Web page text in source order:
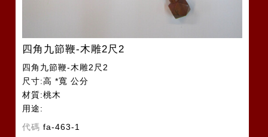
四角九節鞭-木雕2尺2
四角九節鞭-木雕2尺2
尺寸:高 *寬 公分
材質:桃木
用途:
代碼 fa-463-1